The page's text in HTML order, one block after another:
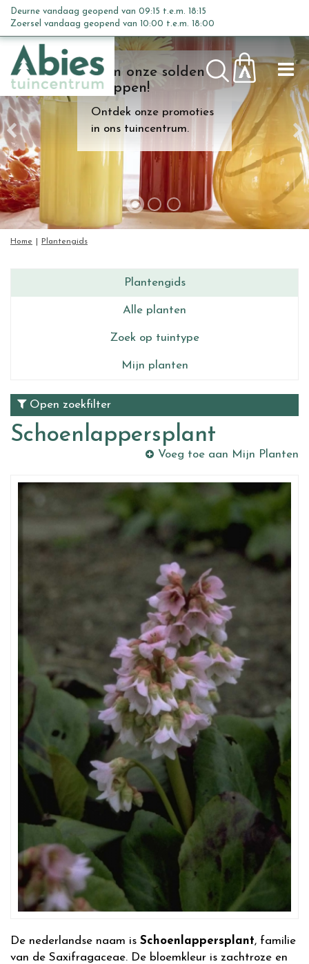
n
c
o
n
t
e
n
t
Kom onze solden
shoppen!
Ontdek onze promoties
in ons tuincentrum.
Home Plantengids
Deurne vandaag geopend van 09:15 t.e.m. 18:15
Zoersel vandaag geopend van 10:00 t.e.m. 18:00
Plantengids
Alle planten
Zoek op tuintype
Mijn planten
Open zoekfilter
Schoenlappersplant
Voeg toe aan Mijn Planten
De nederlandse naam is Schoenlappersplant, familie
van de Saxifragaceae. De bloemkleur is zachtroze en